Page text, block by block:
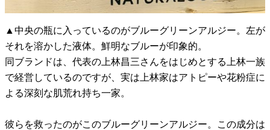
▲中央の瓶に入っているのがブルーグリーンアルジー。左が
それを溶かした液体。鮮明なブルーが印象的。
同ブランドは、代表の上林昌三さんをはじめとする上林一族
で経営しているのですが、実は上林家はアトピーや花粉症に
よる深刻な肌荒れ持ち一家。
彼らを救ったのがこのブルーグリーンアルジー。この成分は